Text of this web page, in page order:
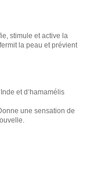
stimule et active la
la peau et prévient
et d‘hamamélis
une sensation de